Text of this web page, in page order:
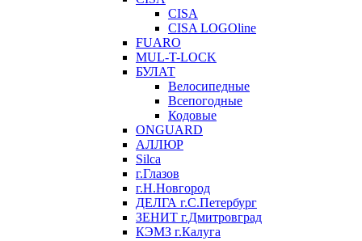
CISA
CISA LOGOline
FUARO
MUL-T-LOCK
БУЛАТ
Велосипедные
Всепогодные
Кодовые
ONGUARD
АЛЛЮР
Silca
г.Глазов
г.Н.Новгород
ДЕЛГА г.С.Петербург
ЗЕНИТ г.Дмитровград
КЭМЗ г.Калуга